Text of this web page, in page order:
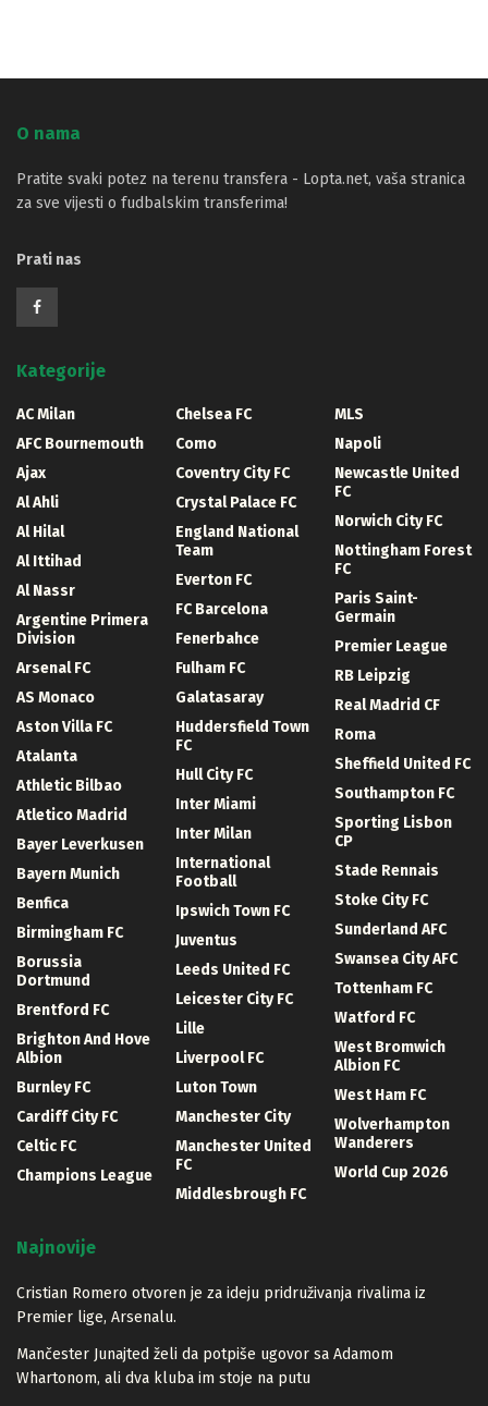
O nama
Pratite svaki potez na terenu transfera - Lopta.net, vaša stranica
za sve vijesti o fudbalskim transferima!
Prati nas
Kategorije
AC Milan
AFC Bournemouth
Ajax
Al Ahli
Al Hilal
Al Ittihad
Al Nassr
Argentine Primera
Division
Arsenal FC
AS Monaco
Aston Villa FC
Atalanta
Athletic Bilbao
Atletico Madrid
Bayer Leverkusen
Bayern Munich
Benfica
Birmingham FC
Borussia
Dortmund
Brentford FC
Brighton And Hove
Albion
Burnley FC
Cardiff City FC
Celtic FC
Champions League
Chelsea FC
Como
Coventry City FC
Crystal Palace FC
England National
Team
Everton FC
FC Barcelona
Fenerbahce
Fulham FC
Galatasaray
Huddersfield Town
FC
Hull City FC
Inter Miami
Inter Milan
International
Football
Ipswich Town FC
Juventus
Leeds United FC
Leicester City FC
Lille
Liverpool FC
Luton Town
Manchester City
Manchester United
FC
Middlesbrough FC
MLS
Napoli
Newcastle United
FC
Norwich City FC
Nottingham Forest
FC
Paris Saint-
Germain
Premier League
RB Leipzig
Real Madrid CF
Roma
Sheffield United FC
Southampton FC
Sporting Lisbon
CP
Stade Rennais
Stoke City FC
Sunderland AFC
Swansea City AFC
Tottenham FC
Watford FC
West Bromwich
Albion FC
West Ham FC
Wolverhampton
Wanderers
World Cup 2026
Najnovije
Cristian Romero otvoren je za ideju pridruživanja rivalima iz
Premier lige, Arsenalu.
Mančester Junajted želi da potpiše ugovor sa Adamom
Whartonom, ali dva kluba im stoje na putu